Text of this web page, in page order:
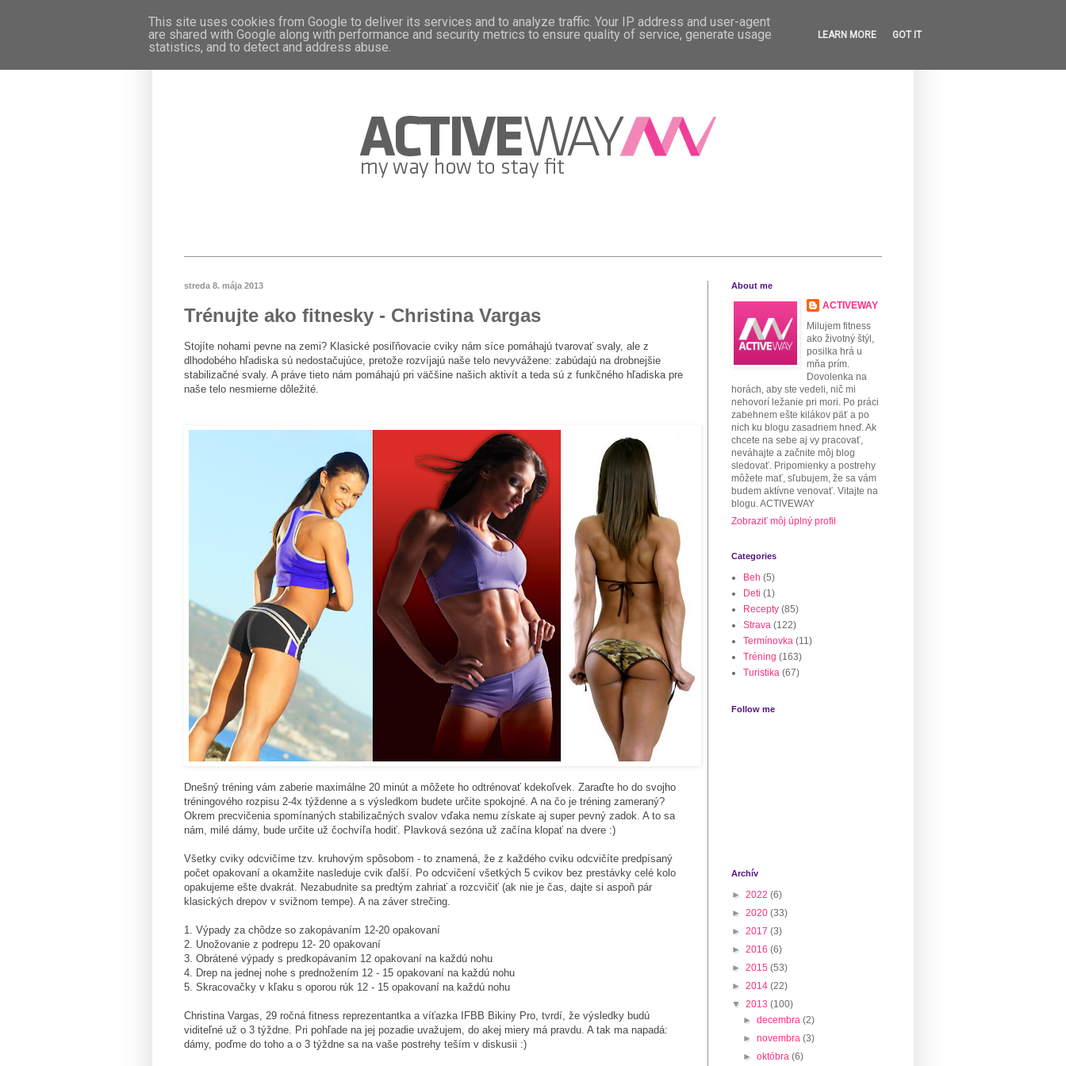
streda 8. mája 2013
Trénujte ako fitnesky - Christina Vargas
Stojíte nohami pevne na zemi? Klasické posiľňovacie cviky nám síce pomáhajú tvarovať svaly, ale z
dlhodobého hľadiska sú nedostačujúce, pretože rozvíjajú naše telo nevyvážene: zabúdajú na drobnejšie
stabilizačné svaly. A práve tieto nám pomáhajú pri väčšine našich aktivít a teda sú z funkčného hľadiska pre
naše telo nesmierne dôležité.
Dnešný tréning vám zaberie maximálne 20 minút a môžete ho odtrénovať kdekoľvek. Zaraďte ho do svojho
tréningového rozpisu 2-4x týždenne a s výsledkom budete určite spokojné. A na čo je tréning zameraný?
Okrem precvičenia spomínaných stabilizačných svalov vďaka nemu získate aj super pevný zadok. A to sa
nám, milé dámy, bude určite už čochvíľa hodiť. Plavková sezóna už začína klopať na dvere :)
Všetky cviky odcvičíme tzv. kruhovým spôsobom - to znamená, že z každého cviku odcvičíte predpísaný
počet opakovaní a okamžite nasleduje cvik ďalší. Po odcvičení všetkých 5 cvikov bez prestávky celé kolo
opakujeme ešte dvakrát. Nezabudnite sa predtým zahriať a rozcvičiť (ak nie je čas, dajte si aspoň pár
klasických drepov v svižnom tempe). A na záver strečing.
1. Výpady za chôdze so zakopávaním 12-20 opakovaní
2. Unožovanie z podrepu 12- 20 opakovaní
3. Obrátené výpady s predkopávaním 12 opakovaní na každú nohu
4. Drep na jednej nohe s prednožením 12 - 15 opakovaní na každú nohu
5. Skracovačky v kľaku s oporou rúk 12 - 15 opakovaní na každú nohu
Christina Vargas, 29 ročná fitness reprezentantka a víťazka IFBB Bikiny Pro, tvrdí, že výsledky budú
viditeľné už o 3 týždne. Pri pohľade na jej pozadie uvažujem, do akej miery má pravdu. A tak ma napadá:
dámy, poďme do toho a o 3 týždne sa na vaše postrehy teším v diskusii :)
About me
ACTIVEWAY
Milujem fitness
ako životný štýl,
posilka hrá u
mňa prím.
Dovolenka na
horách, aby ste vedeli, nič mi
nehovorí ležanie pri mori. Po práci
zabehnem ešte kilákov päť a po
nich ku blogu zasadnem hneď. Ak
chcete na sebe aj vy pracovať,
neváhajte a začnite môj blog
sledovať. Pripomienky a postrehy
môžete mať, sľubujem, že sa vám
budem aktívne venovať. Vitajte na
blogu. ACTIVEWAY
Zobraziť môj úplný profil
Categories
Beh (5)
Deti (1)
Recepty (85)
Strava (122)
Termínovka (11)
Tréning (163)
Turistika (67)
Follow me
Archív
► 2022 (6)
► 2020 (33)
► 2017 (3)
► 2016 (6)
► 2015 (53)
► 2014 (22)
▼ 2013 (100)
►decembra(2)
►novembra(3)
►októbra(6)
This site uses cookies from Google to deliver its services and to analyze traffic. Your IP address and user-agent
are shared with Google along with performance and security metrics to ensure quality of service, generate usage
statistics, and to detect and address abuse.
LEARN MORE GOT IT